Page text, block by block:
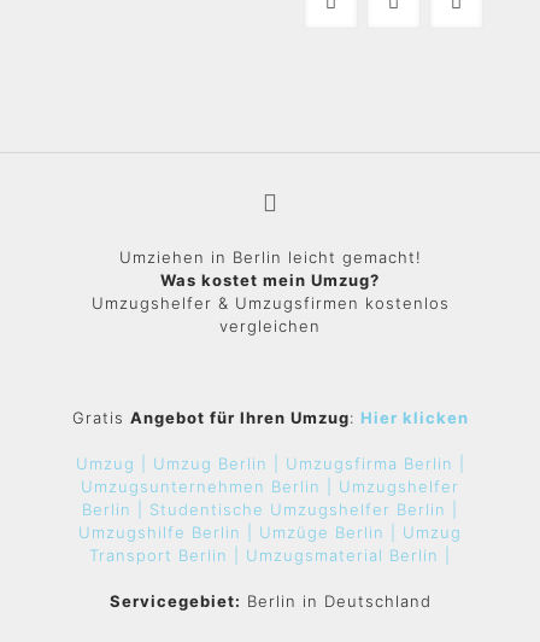
Umziehen in Berlin leicht gemacht!
Was kostet mein Umzug?
Umzugshelfer & Umzugsfirmen kostenlos
vergleichen
Gratis Angebot für Ihren Umzug: Hier klicken
Umzug | Umzug Berlin |
Umzugsfirma Berlin |
Umzugsunternehmen Berlin | Umzugshelfer
Berlin | Studentische Umzugshelfer Berlin |
Umzugshilfe Berlin | Umzüge Berlin | Umzug
Transport Berlin | Umzugsmaterial Berlin |
Servicegebiet: Berlin in Deutschland